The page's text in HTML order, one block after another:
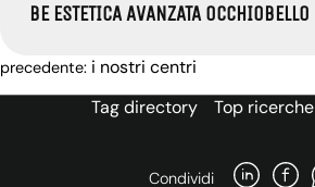
BE ESTETICA AVANZATA OCCHIOBELLO
precedente: i nostri centri
Tag directory
Top ricerche
Condividi